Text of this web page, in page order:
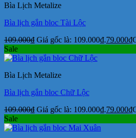
Bìa Lịch Metalize
Bìa lịch gắn bloc Tài Lộc
109.000₫ Giá gốc là: 109.000₫.79.000₫
Sale
Bìa Lịch Metalize
Bìa lịch gắn bloc Chữ Lộc
109.000₫ Giá gốc là: 109.000₫.79.000₫
Sale